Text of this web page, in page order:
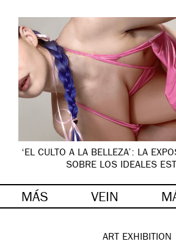
‘EL CULTO A LA BELLEZA’: LA
SOBRE LOS IDEALES
MÁS VEIN
ART EXHIBITION